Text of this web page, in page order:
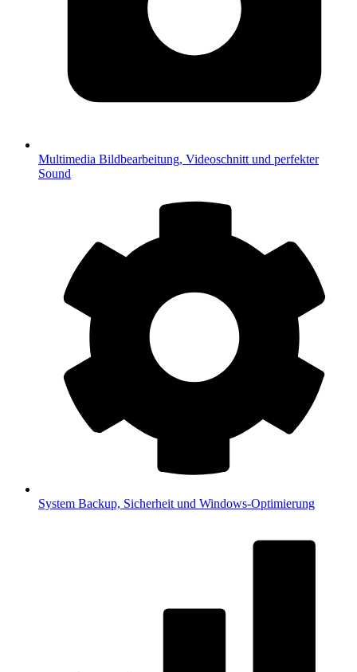
Multimedia Bildbearbeitung, Videoschnitt und perfekter
Sound
System Backup, Sicherheit und Windows-Optimierung